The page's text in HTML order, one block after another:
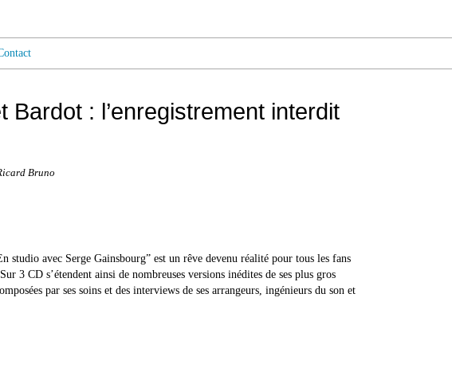
Bardot : l’enregistrement interdit
Bruno
studio avec Serge Gainsbourg” est un rêve devenu réalité pour tous les fans
3 CD s’étendent ainsi de nombreuses versions inédites de ses plus gros
par ses soins et des interviews de ses arrangeurs, ingénieurs du son et